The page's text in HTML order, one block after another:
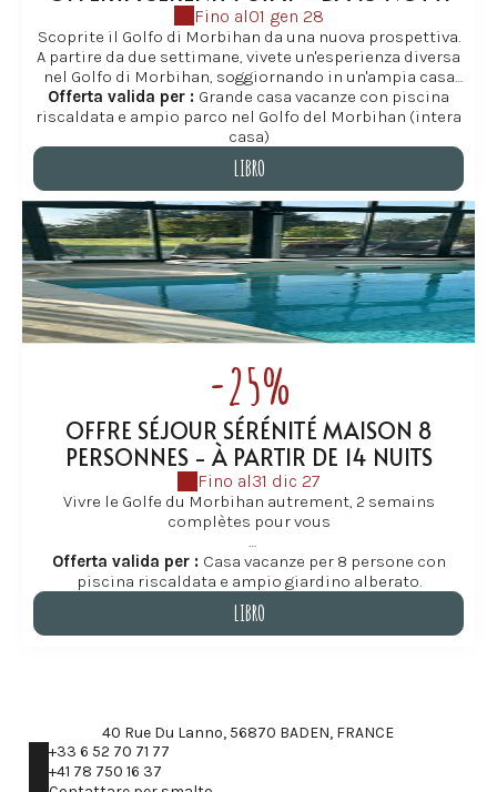
Fino al01 gen 28
Scoprite il Golfo di Morbihan da una nuova prospettiva.
A partire da due settimane, vivete un'esperienza diversa
nel Golfo di Morbihan, soggiornando in un'ampia casa
vacanze a Baden. Questa offerta è ideale per famiglie e
gruppi che desiderano rallentare i ritmi e godersi
appieno la piscina riscaldata, l'ampio giardino e le
numerose attività che Baden e le isole del Golfo hanno
da offrire. Perfetta per una vera vacanza in famiglia, per
eventi familiari o per una fuga con gli amici, dove
ognuno può trovare il proprio spazio, in un ambiente
tranquillo e incontaminato nella Bretagna meridionale.
Offerta valida per : Grande casa vacanze con piscina
riscaldata e ampio parco nel Golfo del Morbihan (intera
casa)
LIBRO
LIBRO
-25%
OFFRE SÉJOUR SÉRÉNITÉ MAISON 8
PERSONNES - À PARTIR DE 14 NUITS
Fino al31 dic 27
Vivre le Golfe du Morbihan autrement, 2 semains
complètes pour vous
À partir de 2 semaines, découvrez une autre façon de
séjourner dans le Golfe du Morbihan, dans une grande
maison de vacances familiale à Baden.
Cette offre s’adresse aux familles et groupes qui
Idéal pour de vraies vacances en famlle, des
évènements familiaux, les fêtes de fin d'année ou des
séjours entre amis où chacun trouve sa place, dans un
Offerta valida per : Casa vacanze per 8 persone con
piscina riscaldata e ampio giardino alberato.
LIBRO
40 Rue Du Lanno, 56870 BADEN, FRANCE
+33 6 52 70 71 77
+41 78 750 16 37